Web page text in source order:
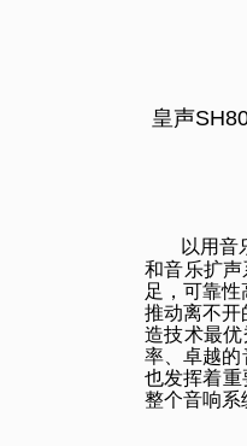
皇声
以用音乐
和音乐扩
足，可靠
推动离不开
造技术最
率、卓越的
也发挥着
整个音响系